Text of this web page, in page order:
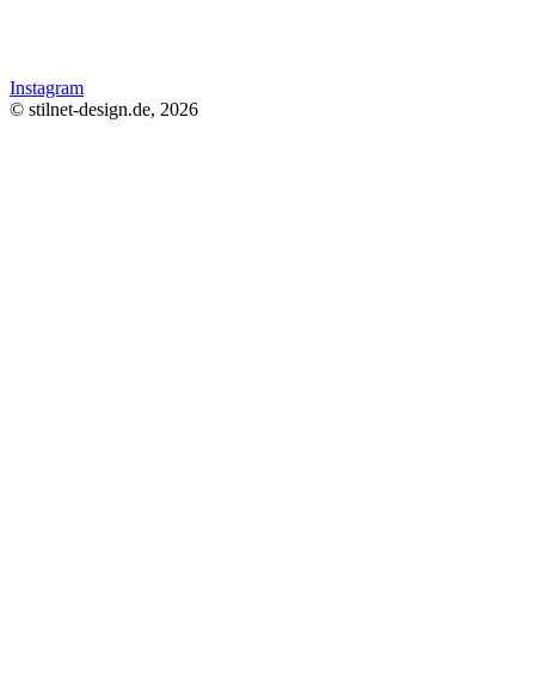
Instagram
© stilnet-design.de, 2026